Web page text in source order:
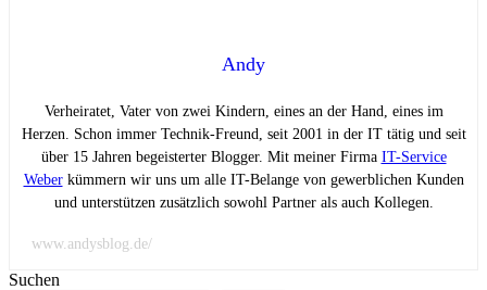
Andy
Verheiratet, Vater von zwei Kindern, eines an der Hand, eines im
Herzen. Schon immer Technik-Freund, seit 2001 in der IT tätig und seit
über 15 Jahren begeisterter Blogger. Mit meiner Firma IT-Service
Weberkümmern wir uns um alle IT-Belange von gewerblichen Kunden
und unterstützen zusätzlich sowohl Partner als auch Kollegen.
www.andysblog.de/
Suchen